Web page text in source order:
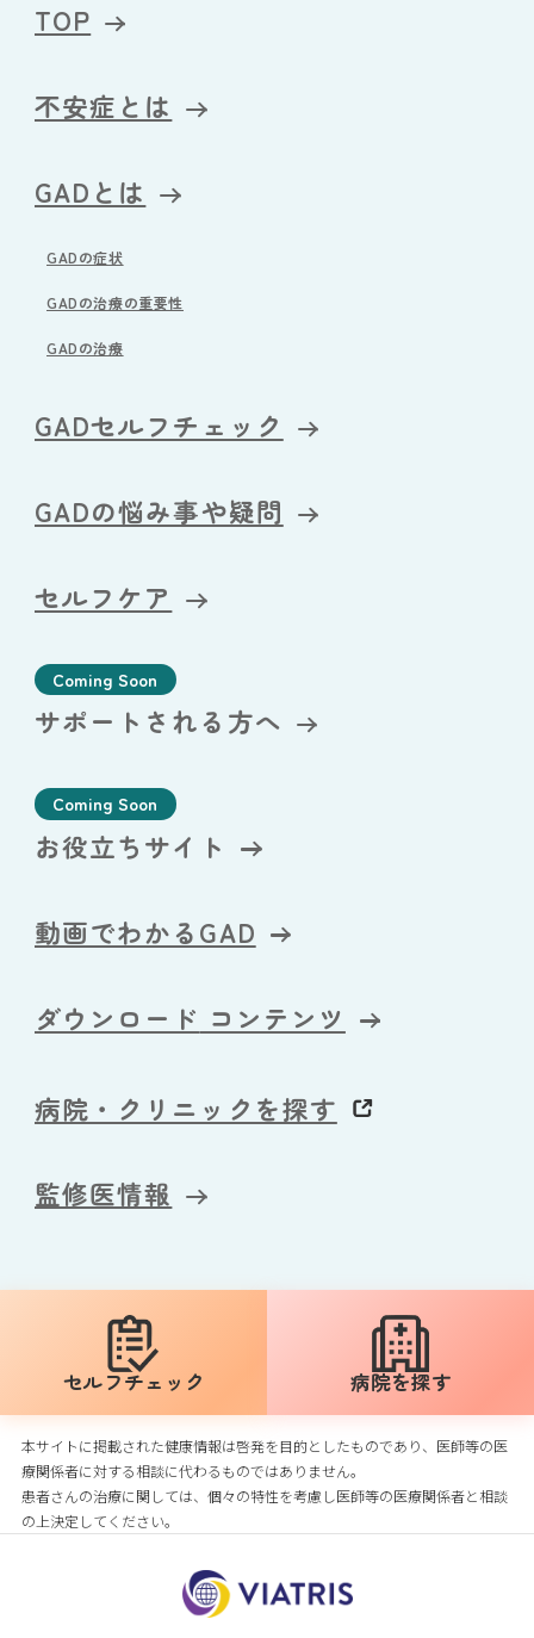
TOP
不安症とは
GADとは
GADの症状
GADの治療の重要性
GADの治療
GADセルフチェック
GADの悩み事や疑問
セルフケア
Coming Soon
サポートされる方へ
Coming Soon
お役立ちサイト
動画でわかるGAD
ダウンロード コンテンツ
病院・クリニックを探す
監修医情報
セルフチェック 病院を探す
本サイトに掲載された健康情報は啓発を目的としたものであり、医師等の医
療関係者に対する相談に代わるものではありません。
患者さんの治療に関しては、個々の特性を考慮し医師等の医療関係者と相談
の上決定してください。